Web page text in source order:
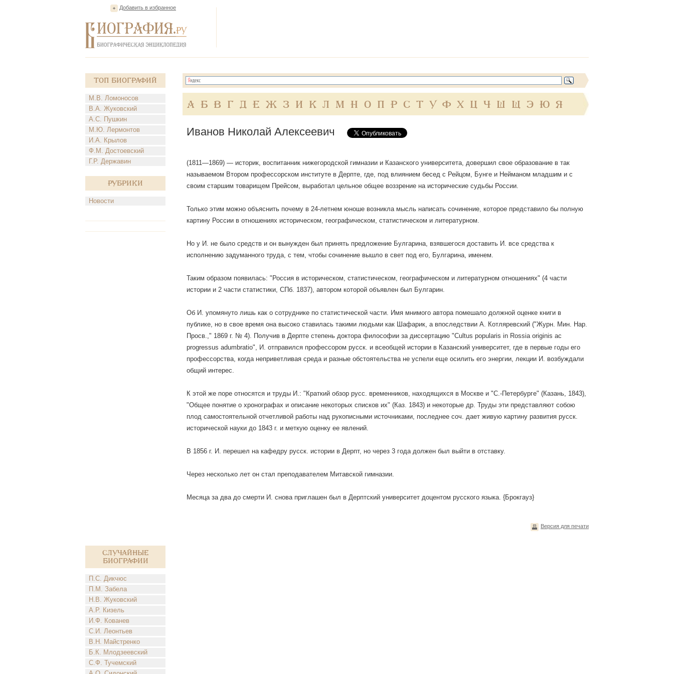
Добавить в избранное
Топ Биографий
М.В. Ломоносов
В.А. Жуковский
А.С. Пушкин
М.Ю. Лермонтов
И.А. Крылов
Ф.М. Достоевский
Г.Р. Державин
Рубрики
Новости
Случайные
биографии
П.С. Дикчюс
П.М. Забела
Н.В. Жуковский
А.Р. Кизель
И.Ф. Кованев
С.И. Леонтьев
В.Н. Майстренко
Б.К. Млодзеевский
С.Ф. Тучемский
А Б В Г Д Е Ж З И К Л М Н О П Р С Т У Ф Х Ц Ч Ш Щ Э Ю Я
Иванов Николай Алексеевич
(1811—1869) — историк, воспитанник нижегородской гимназии и Казанского университета, довершил свое образование в так
называемом Втором профессорском институте в Дерпте, где, под влиянием бесед с Рейцом, Бунге и Нейманом младшим и с
своим старшим товарищем Прейсом, выработал цельное общее воззрение на исторические судьбы России.
Только этим можно объяснить почему в 24-летнем юноше возникла мысль написать сочинение, которое представило бы полную
картину России в отношениях историческом, географическом, статистическом и литературном.
Но у И. не было средств и он вынужден был принять предложение Булгарина, взявшегося доставить И. все средства к
исполнению задуманного труда, с тем, чтобы сочинение вышло в свет под его, Булгарина, именем.
Таким образом появилась: "Россия в историческом, статистическом, географическом и литературном отношениях" (4 части
истории и 2 части статистики, СПб. 1837), автором которой объявлен был Булгарин.
Об И. упомянуто лишь как о сотруднике по статистической части. Имя мнимого автора помешало должной оценке книги в
публике, но в свое время она высоко ставилась такими людьми как Шафарик, а впоследствии А. Котляревский ("Журн. Мин. Нар.
Просв.," 1869 г. № 4). Получив в Дерпте степень доктора философии за диссертацию "Cultus popularis in Rossia originis ас
progressus adumbratio", И. отправился профессором русск. и всеобщей истории в Казанский университет, где в первые годы его
профессорства, когда неприветливая среда и разные обстоятельства не успели еще осилить его энергии, лекции И. возбуждали
общий интерес.
К этой же поре относятся и труды И.: "Краткий обзор русс. временников, находящихся в Москве и "С.-Петербурге" (Казань, 1843),
"Общее понятие о хронографах и описание некоторых списков их" (Каз. 1843) и некоторые др. Труды эти представляют собою
плод самостоятельной отчетливой работы над рукописными источниками, последнее соч. дает живую картину развития русск.
исторической науки до 1843 г. и меткую оценку ее явлений.
В 1856 г. И. перешел на кафедру русск. истории в Дерпт, но через 3 года должен был выйти в отставку.
Через несколько лет он стал преподавателем Митавской гимназии.
Месяца за два до смерти И. снова приглашен был в Дерптский университет доцентом русского языка. {Брокгауз}
Версия для печати